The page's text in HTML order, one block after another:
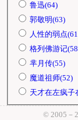
鲁迅(64)
郭敬明(63)
人性的弱点
格列佛游记
芈月传(55)
魔道祖师(52)
天才在左疯子
© 2005－